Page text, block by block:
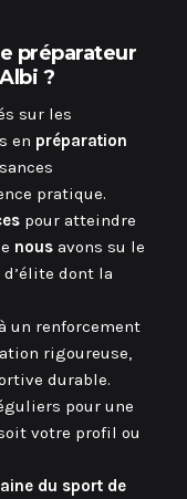
préparateur
?
sur les
en préparation
pratique.
pour atteindre
nous avons su le
dont la
un renforcement
rigoureuse,
durable.
pour une
votre profil ou
du sport de